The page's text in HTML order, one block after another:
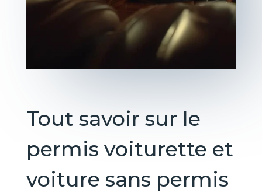
Tout savoir sur le
permis voiturette et
voiture sans permis